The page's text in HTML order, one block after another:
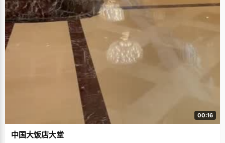
00:16
中国大饭店大堂